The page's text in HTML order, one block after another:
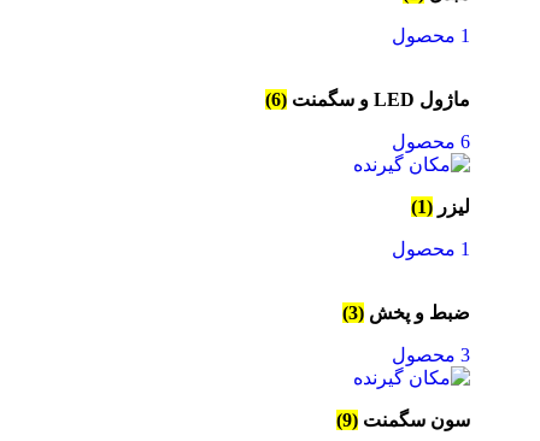
1 محصول
ماژول LED و سگمنت (6)
6 محصول
لیزر (1)
1 محصول
ضبط و پخش (3)
3 محصول
سون سگمنت (9)